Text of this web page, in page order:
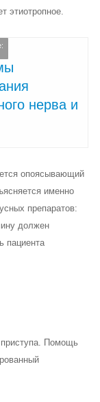
этиотропное.
нерва и
опоясывающий
именно
препаратов:
должен
пациента
приступа. Помощь